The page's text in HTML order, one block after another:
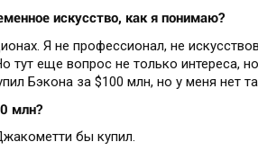
искусство, как я понимаю?
Я не профессионал, не
тут еще вопрос не только интереса,
Бэкона за $100 млн, но у меня нет
млн?
бы купил.